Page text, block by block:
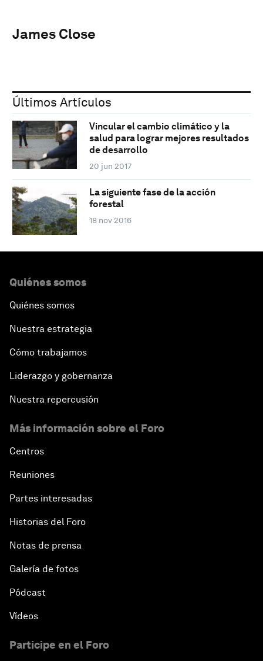
James Close
Últimos Artículos
Vincular el cambio climático y la
salud para lograr mejores resultados
de desarrollo
20 jun 2017
La siguiente fase de la acción
forestal
18 nov 2016
Quiénes somos
Quiénes somos
Nuestra estrategia
Cómo trabajamos
Liderazgo y gobernanza
Nuestra repercusión
Más información sobre el Foro
Centros
Reuniones
Partes interesadas
Historias del Foro
Notas de prensa
Galería de fotos
Pódcast
Vídeos
Participe en el Foro